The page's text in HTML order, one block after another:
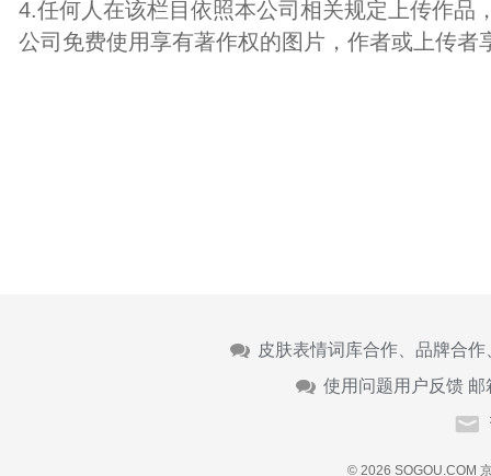
4.任何人在该栏目依照本公司相关规定上传作品
公司免费使用享有著作权的图片，作者或上传者
皮肤表情词库合作、品牌合
使用问题用户反馈 邮
© 2026 SOGOU.COM